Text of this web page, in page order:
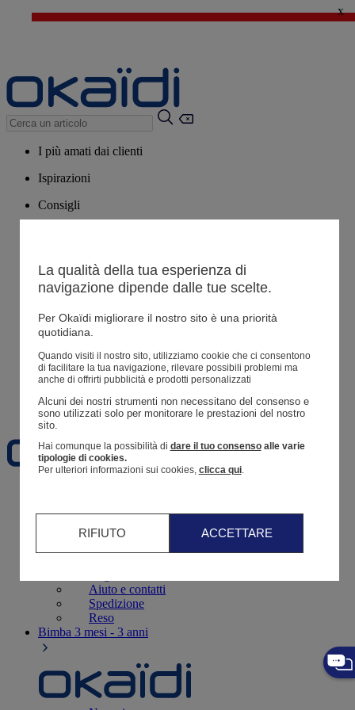
🔥SALDI : Ancora più prodotti fino al -60%*>
x
I più amati dai clienti
Ispirazioni
Consigli
Resoconto di un ordine
Carrello
Preferiti
Aiuto e contatti
Spedizione
Reso
Bimba 3 mesi - 3 anni
La qualità della tua esperienza di
navigazione dipende dalle tue scelte.
Per Okaïdi migliorare il nostro sito è una priorità
quotidiana.
Quando visiti il ​​nostro sito, utilizziamo cookie che ci consentono
di facilitare la tua navigazione, rilevare possibili problemi ma
anche di offrirti pubblicità e prodotti personalizzati
Alcuni dei nostri strumenti non necessitano del consenso e
sono utilizzati solo per monitorare le prestazioni del nostro
sito.
Hai comunque la possibilità di dare il tuo consensoalle varie
tipologie di cookies.
Per ulteriori informazioni sui cookies, clicca qui.
RIFIUTO ACCETTARE